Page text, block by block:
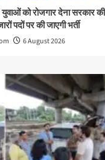
को रोजगार देना सरकार
पदों पर की जाएगी भर्ती
6 August 2026